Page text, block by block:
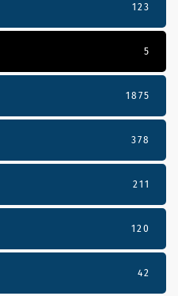
123
5
1875
378
211
120
42